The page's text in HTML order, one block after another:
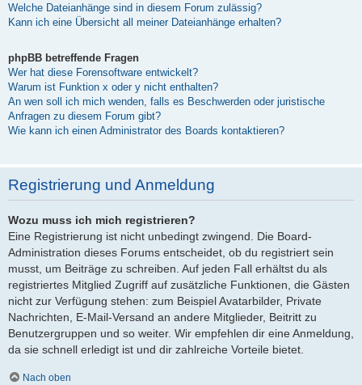
Welche Dateianhänge sind in diesem Forum zulässig?
Kann ich eine Übersicht all meiner Dateianhänge erhalten?
phpBB betreffende Fragen
Wer hat diese Forensoftware entwickelt?
Warum ist Funktion x oder y nicht enthalten?
An wen soll ich mich wenden, falls es Beschwerden oder juristische
Anfragen zu diesem Forum gibt?
Wie kann ich einen Administrator des Boards kontaktieren?
Registrierung und Anmeldung
Wozu muss ich mich registrieren?
Eine Registrierung ist nicht unbedingt zwingend. Die Board-
Administration dieses Forums entscheidet, ob du registriert sein
musst, um Beiträge zu schreiben. Auf jeden Fall erhältst du als
registriertes Mitglied Zugriff auf zusätzliche Funktionen, die Gästen
nicht zur Verfügung stehen: zum Beispiel Avatarbilder, Private
Nachrichten, E-Mail-Versand an andere Mitglieder, Beitritt zu
Benutzergruppen und so weiter. Wir empfehlen dir eine Anmeldung,
da sie schnell erledigt ist und dir zahlreiche Vorteile bietet.
Nach oben